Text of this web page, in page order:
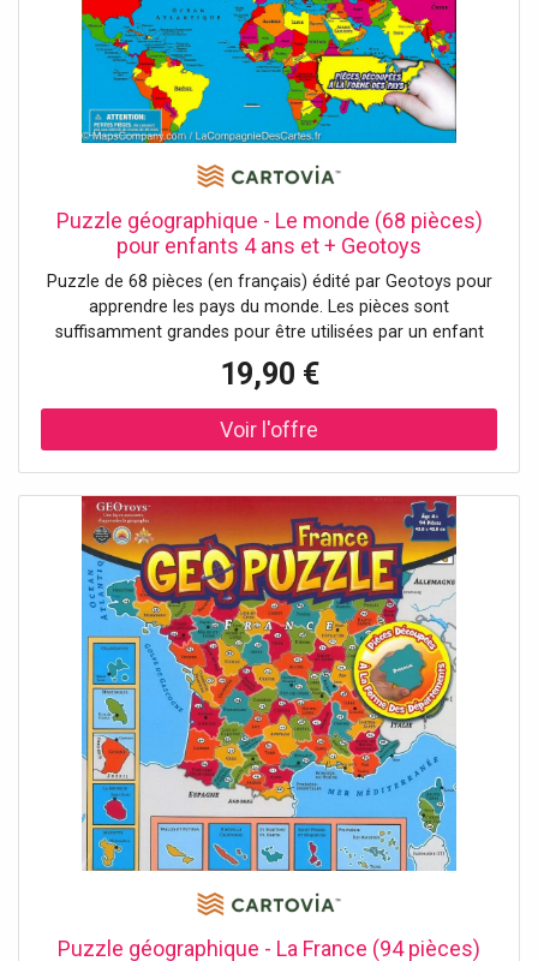
Puzzle géographique - Le monde (68 pièces)
pour enfants 4 ans et + Geotoys
Puzzle de 68 pièces (en français) édité par Geotoys pour
apprendre les pays du monde. Les pièces sont
suffisamment grandes pour être utilisées par un enfant
dès l'âge de 4 ans. Un détail important de ces puzzles est
que les pièces sont découpées à la forme réelle des pays.
Cette présentation permet aux enfants de développer
leurs aptitudes cognitives (y compris la connaissance, la
problèmes. Ce puzzle est fabriqué en Allemagne, à partir
de matériaux recyclés. Dimensions du puzzle assemblé :
66 x 31,5 cm.
19,90 €
Puzzle géographique - La France (94 pièces)